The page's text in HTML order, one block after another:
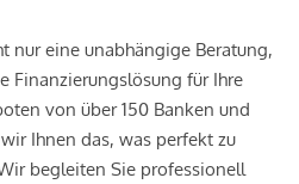
nur eine unabhängige Beratung,
Finanzierungslösung für Ihre
von über 150 Banken und
Ihnen das, was perfekt zu
begleiten Sie professionell